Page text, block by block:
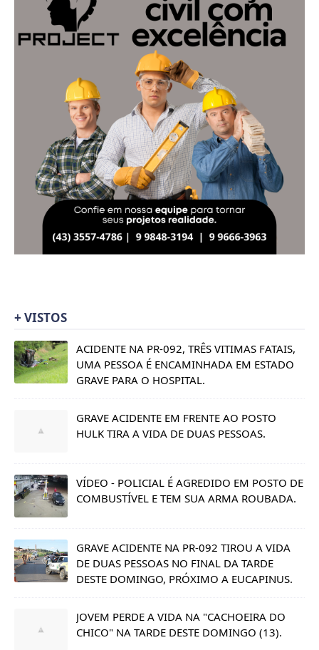
+ VISTOS
ACIDENTE NA PR-092, TRÊS VITIMAS FATAIS,
UMA PESSOA É ENCAMINHADA EM ESTADO
GRAVE PARA O HOSPITAL.
GRAVE ACIDENTE EM FRENTE AO POSTO
HULK TIRA A VIDA DE DUAS PESSOAS.
VÍDEO - POLICIAL É AGREDIDO EM POSTO DE
COMBUSTÍVEL E TEM SUA ARMA ROUBADA.
GRAVE ACIDENTE NA PR-092 TIROU A VIDA
DE DUAS PESSOAS NO FINAL DA TARDE
DESTE DOMINGO, PRÓXIMO A EUCAPINUS.
JOVEM PERDE A VIDA NA "CACHOEIRA DO
CHICO" NA TARDE DESTE DOMINGO (13).